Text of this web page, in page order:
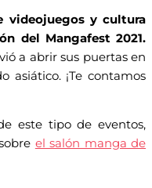
videojuegos y cultura
del Mangafest 2021.
a abrir sus puertas en
asiático. ¡Te contamos
este tipo de eventos,
el salón manga de